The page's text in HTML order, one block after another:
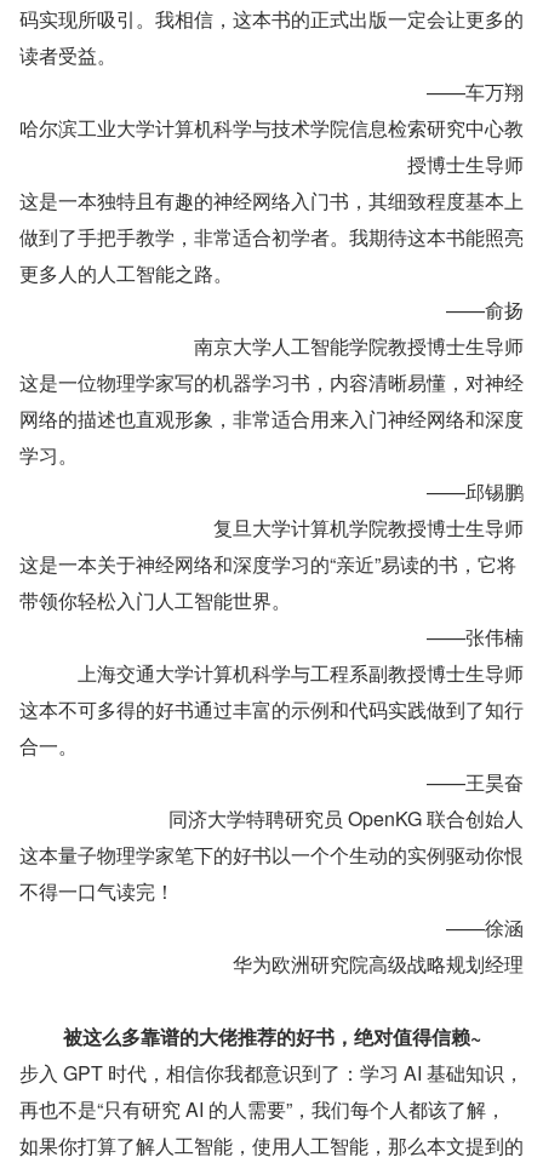
码实现所吸引。我相信，这本书的正式出版一定会让更多的
读者受益。
——车万翔
哈尔滨工业大学计算机科学与技术学院信息检索研究中心教
授博士生导师
这是一本独特且有趣的神经网络入门书，其细致程度基本上
做到了手把手教学，非常适合初学者。我期待这本书能照亮
更多人的人工智能之路。
——俞扬
南京大学人工智能学院教授博士生导师
这是一位物理学家写的机器学习书，内容清晰易懂，对神经
网络的描述也直观形象，非常适合用来入门神经网络和深度
学习。
——邱锡鹏
复旦大学计算机学院教授博士生导师
这是一本关于神经网络和深度学习的“亲近”易读的书，它将
带领你轻松入门人工智能世界。
——张伟楠
上海交通大学计算机科学与工程系副教授博士生导师
这本不可多得的好书通过丰富的示例和代码实践做到了知行
合一。
——王昊奋
同济大学特聘研究员 OpenKG 联合创始人
这本量子物理学家笔下的好书以一个个生动的实例驱动你恨
不得一口气读完！
——徐涵
华为欧洲研究院高级战略规划经理
被这么多靠谱的大佬推荐的好书，绝对值得信赖~
步入 GPT 时代，相信你我都意识到了：学习 AI 基础知识，
再也不是“只有研究 AI 的人需要”，我们每个人都该了解，
如果你打算了解人工智能，使用人工智能，那么本文提到的